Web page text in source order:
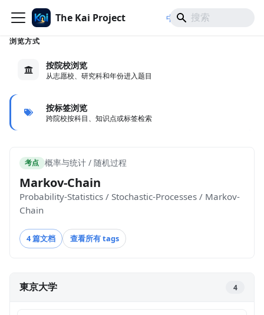
The Kai Project 中文/ 日本語
浏览方式
按院校浏览
从志愿校、研究科和年份进入题目
按标签浏览
跨院校按科目、知识点或标签检索
考点 概率与统计 / 随机过程
Markov-Chain
Probability-Statistics / Stochastic-Processes / Markov-
Chain
4 篇文档 查看所有 tags
東京大学 4